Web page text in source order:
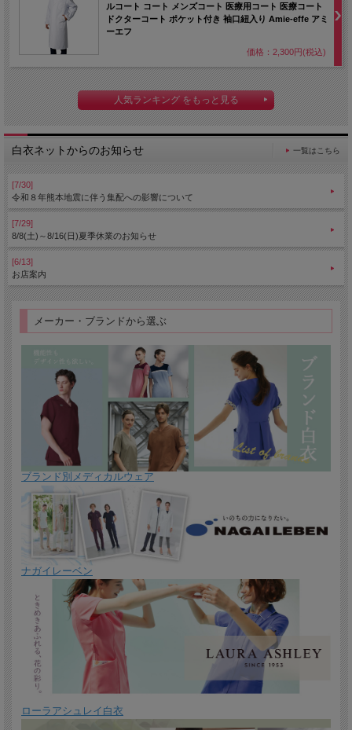
ルコート コート メンズコート 医療用コート 医療コート
ドクターコート ポケット付き 袖口紐入り Amie-effe アミ
ーエフ
価格：2,300円(税込)
人気ランキング をもっと見る
白衣ネットからのお知らせ 一覧はこちら
[7/30]
令和８年熊本地震に伴う集配への影響について
[7/29]
8/8(土)～8/16(日)夏季休業のお知らせ
[6/13]
お店案内
メーカー・ブランドから選ぶ
ブランド別メディカルウェア
ナガイレーベン
ローラアシュレイ白衣